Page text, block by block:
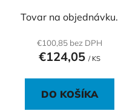
Tovar na objednávku.
€100,85 bez DPH
€124,05 / KS
DO KOŠÍKA